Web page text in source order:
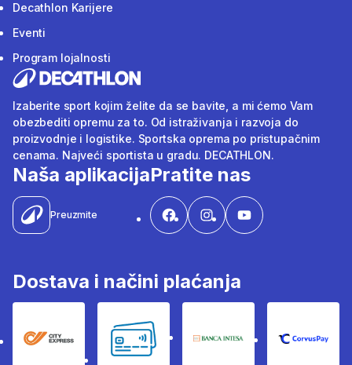
Decathlon Karijere
Eventi
Program lojalnosti
Izaberite sport kojim želite da se bavite, a mi ćemo Vam
obezbediti opremu za to. Od istraživanja i razvoja do
proizvodnje i logistike. Sportska oprema po pristupačnim
cenama. Najveći sportista u gradu. DECATHLON.
Naša aplikacija
Preuzmite
Pratite nas
Dostava i načini plaćanja
City Express Bankovne karticeBanka Intesa